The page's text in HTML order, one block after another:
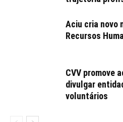
Aciu cria novo
Recursos
CVV promove
divulgar
voluntários